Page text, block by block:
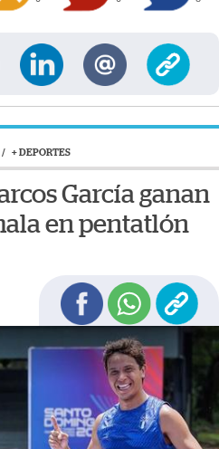
/ + DEPORTES
García ganan
en pentatlón